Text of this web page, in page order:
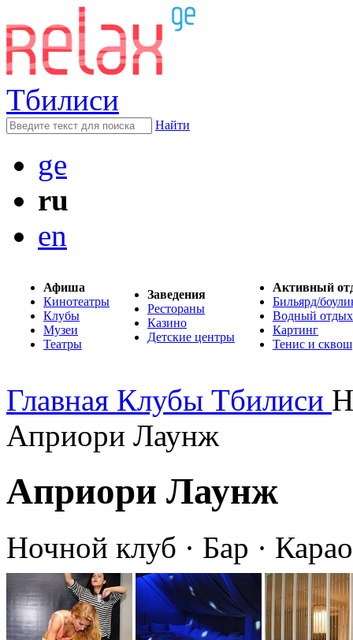
Тбилиси
Найти
ge
ru
en
Афиша
Кинотеатры
Клубы
Музеи
Театры
Заведения
Рестораны
Казино
Детские центры
Активный
Бильярд/
Водный отдых
Картинг
Тенис и сквош
Главная Клубы Тбилиси
Априори Лаунж
Априори Лаунж
Ночной клуб · Бар ·